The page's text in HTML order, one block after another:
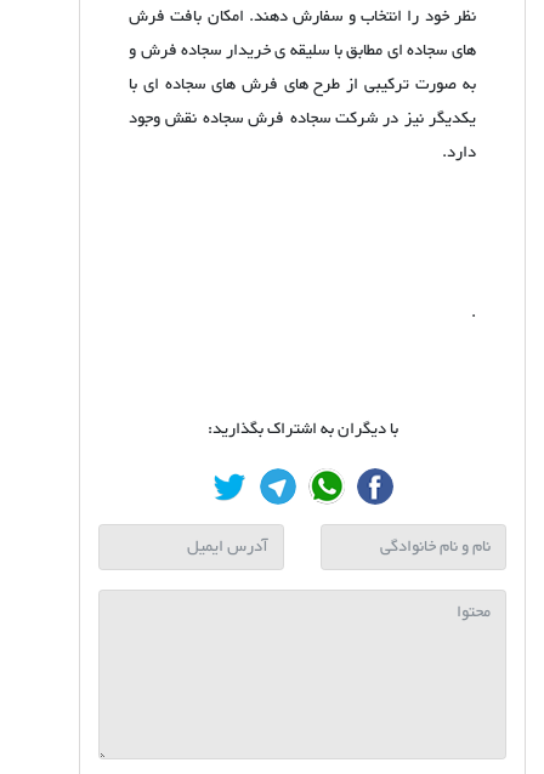
نظر خود را انتخاب و سفارش دهند. امکان بافت فرش
های سجاده ای مطابق با سلیقه ی خریدار سجاده فرش و
به صورت ترکیبی از طرح های فرش های سجاده ای با
یکدیگر نیز در شرکت سجاده فرش سجاده نقش وجود
دارد.
.
با دیگران به اشتراک بگذارید: